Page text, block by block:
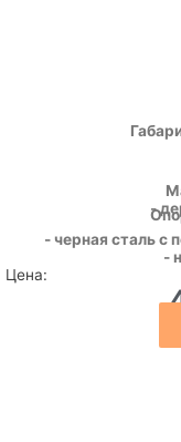
-
- черная сталь с
-
Цена: